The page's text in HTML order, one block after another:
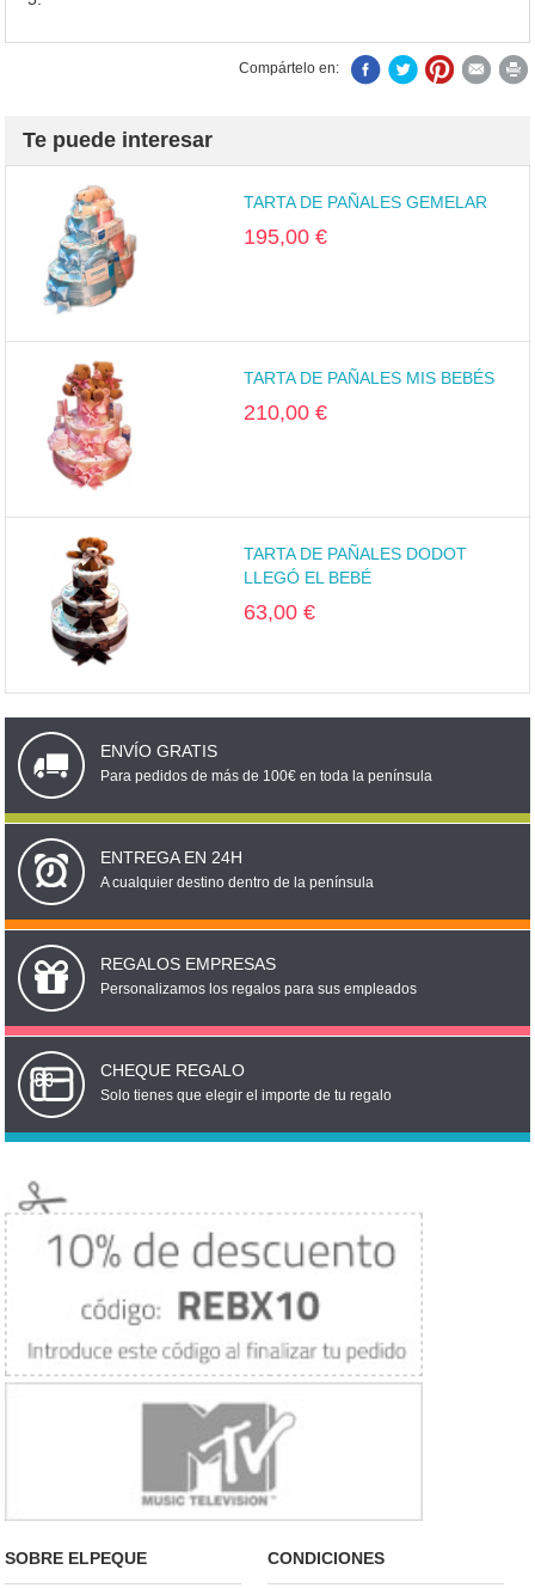
Compártelo en:
Te puede interesar
TARTA DE PAÑALES GEMELAR
195,00 €
TARTA DE PAÑALES MIS BEBÉS
210,00 €
TARTA DE PAÑALES DODOT
LLEGÓ EL BEBÉ
63,00 €
ENVÍO GRATIS
Para pedidos de más de 100€ en toda la península
ENTREGA EN 24H
A cualquier destino dentro de la península
REGALOS EMPRESAS
Personalizamos los regalos para sus empleados
CHEQUE REGALO
Solo tienes que elegir el importe de tu regalo
SOBRE ELPEQUE CONDICIONES